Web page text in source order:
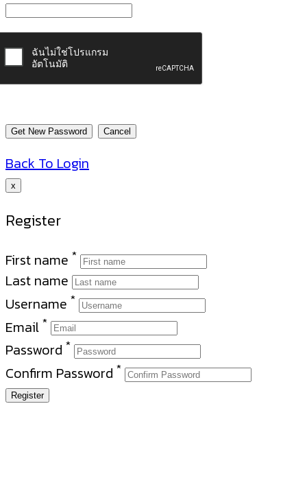
Back To Login
x
Register
First name *
Last name
Username *
Email *
Password *
Confirm Password *
Register